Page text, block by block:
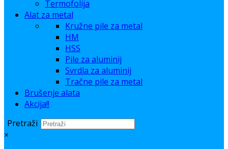
Termofolija
Alat za metal
Kružne pile za metal
HM
HSS
Pile za aluminij
Svrdla za aluminij
Tračne pile za metal
Brušenje alata
Akcija!!
Pretraži
×